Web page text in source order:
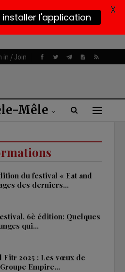
in / Join
Mêle
du festival « Eat and
des derniers…
6è édition: Quelques
qui…
Fitr 2025 : Les vœux de
Empire…
l'application
X